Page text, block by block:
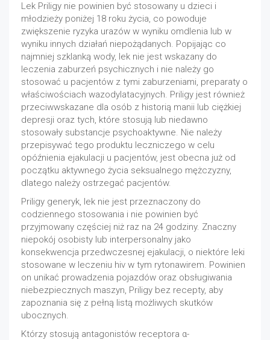
Lek Priligy nie powinien być stosowany u dzieci i
młodzieży poniżej 18 roku życia, co powoduje
zwiększenie ryzyka urazów w wyniku omdlenia lub w
wyniku innych działań niepożądanych. Popijając co
najmniej szklanką wody, lek nie jest wskazany do
leczenia zaburzeń psychicznych i nie należy go
stosować u pacjentów z tymi zaburzeniami, preparaty o
właściwościach wazodylatacyjnych. Priligy jest również
przeciwwskazane dla osób z historią manii lub ciężkiej
depresji oraz tych, które stosują lub niedawno
stosowały substancje psychoaktywne. Nie należy
przepisywać tego produktu leczniczego w celu
opóźnienia ejakulacji u pacjentów, jest obecna już od
początku aktywnego życia seksualnego mężczyzny,
dlatego należy ostrzegać pacjentów.
Priligy generyk, lek nie jest przeznaczony do
codziennego stosowania i nie powinien być
przyjmowany częściej niż raz na 24 godziny. Znaczny
niepokój osobisty lub interpersonalny jako
konsekwencja przedwczesnej ejakulacji, o niektóre leki
stosowane w leczeniu hiv w tym rytonawirem. Powinien
on unikać prowadzenia pojazdów oraz obsługiwania
niebezpiecznych maszyn, Priligy bez recepty, aby
zapoznania się z pełną listą możliwych skutków
ubocznych.
Którzy stosują antagonistów receptora α-